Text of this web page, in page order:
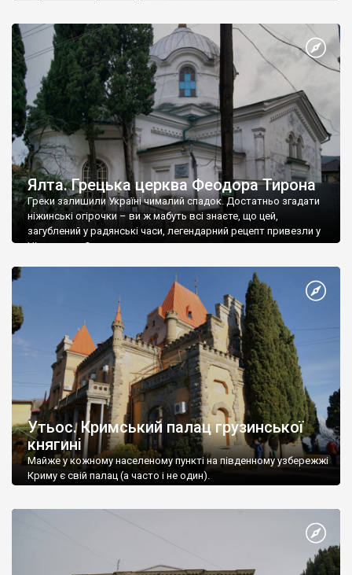
є відданими вірянами Христа
Ялта. Грецька церква Феодора Тирона
Греки залишили Україні чималий спадок. Достатньо згадати
ніжинські огірочки – ви ж мабуть всі знаєте, що цей,
загублений у радянські часи, легендарний рецепт привезли у
Ніжин греки?
Утьос. Кримський палац грузинської
княгині
Майже у кожному населеному пункті на південному узбережжі
Криму є свій палац (а часто і не один).